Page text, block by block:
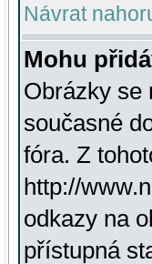
Návrat
Mohu
Obrázky se
současné
fóra. Z
http://
odkazy na
přístupná